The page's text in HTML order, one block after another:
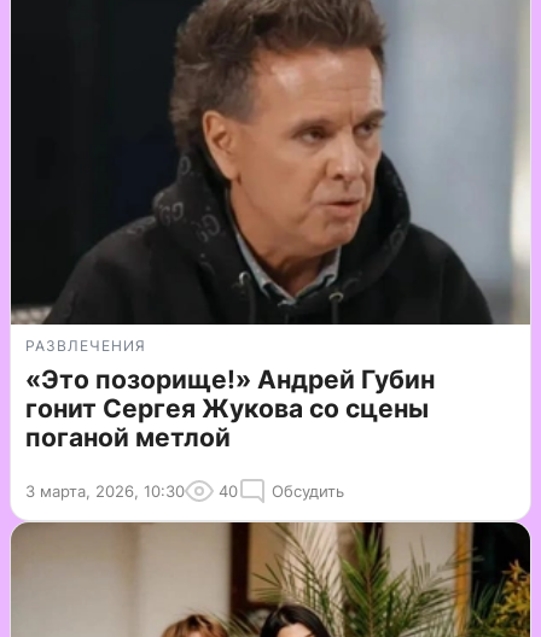
РАЗВЛЕЧЕНИЯ
«Это позорище!» Андрей Губин
гонит Сергея Жукова со сцены
поганой метлой
3 марта, 2026, 10:30 40 Обсудить